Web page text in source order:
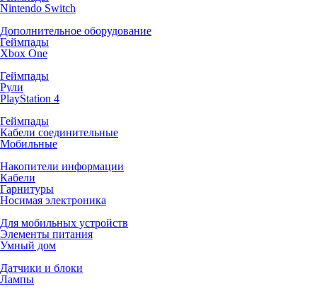
Nintendo Switch
Дополнительное оборудование
Геймпады
Xbox One
Геймпады
Рули
PlayStation 4
Геймпады
Кабели соединительные
Мобильные
Накопители информации
Кабели
Гарнитуры
Носимая электроника
Для мобильных устройств
Элементы питания
Умный дом
Датчики и блоки
Лампы